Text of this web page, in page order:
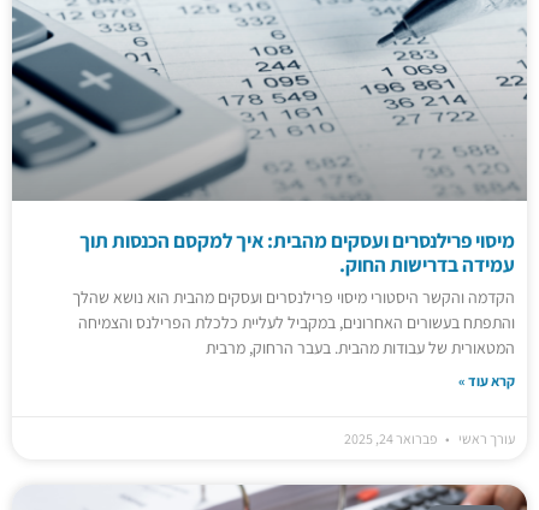
מיסוי פרילנסרים ועסקים מהבית: איך למקסם הכנסות תוך
עמידה בדרישות החוק.
הקדמה והקשר היסטורי מיסוי פרילנסרים ועסקים מהבית הוא נושא שהלך
והתפתח בעשורים האחרונים, במקביל לעליית כלכלת הפרילנס והצמיחה
המטאורית של עבודות מהבית. בעבר הרחוק, מרבית
קרא עוד »
עורך ראשי פברואר 24, 2025